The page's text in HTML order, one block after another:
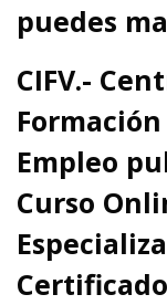
puedes
CIFV.-
Empleo
Curso